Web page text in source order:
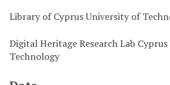
Library of Cyprus University of
Digital Heritage Research Lab
Technology